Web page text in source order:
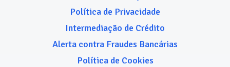
Política de Privacidade
Intermediação de Crédito
Alerta contra Fraudes Bancárias
Política de Cookies